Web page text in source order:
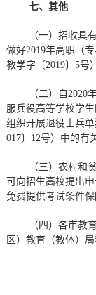
七、其他
（一）招收具
做好2019年高职（
教学字〔2019〕5号
（二）自
服兵役高等学校学
组织开展退役士兵
017〕12号）中的有
（三）农村和
可向招生高校提出
免费提供考试条件保
（四）各市教
区）教育（教体）